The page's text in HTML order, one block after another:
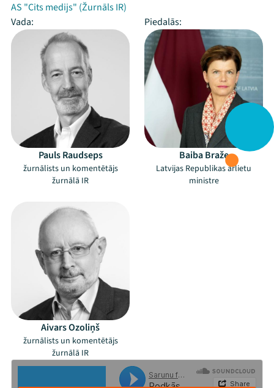
AS "Cits medijs" (Žurnāls IR)
Vada:
Piedalās:
Pauls Raudseps
žurnālists un komentētājs
žurnālā IR
Baiba Braže
Latvijas Republikas ārlietu
ministre
Aivars Ozoliņš
žurnālists un komentētājs
žurnālā IR